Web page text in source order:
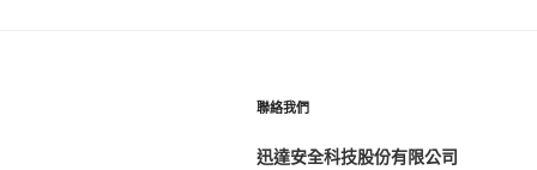
聯絡我們
迅達安全科技股份有限公司